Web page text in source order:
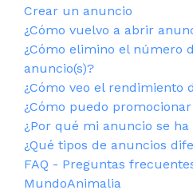
Crear un anuncio
¿Cómo vuelvo a abrir
¿Cómo elimino el número
anuncio(s)?
¿Cómo veo el rendimiento
¿Cómo puedo
¿Por qué mi anuncio se
¿Qué tipos de anuncios
FAQ - Preguntas
MundoAnimalia